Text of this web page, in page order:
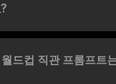
드컵 직관 프롬프트